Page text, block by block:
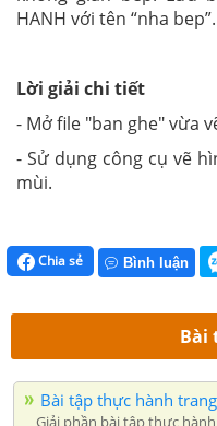
HANH với tên “nha bep”.
Lời giải chi tiết
- Mở file "ban ghe" vừa
- Sử dụng công cụ vẽ
mùi.
Chia sẻ Bình luận
Bài
Bài tập thực hành
Giải phần bài tập thực